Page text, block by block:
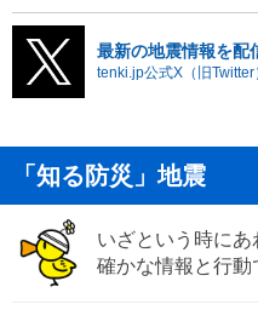
最新の地震情報を配
tenki.jp公式X（旧Twitter
「知る防災」地震
いざという時にあ
確かな情報と行